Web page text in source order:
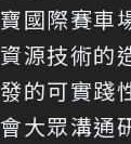
國際賽車
源技術的
的可實踐
大眾溝通